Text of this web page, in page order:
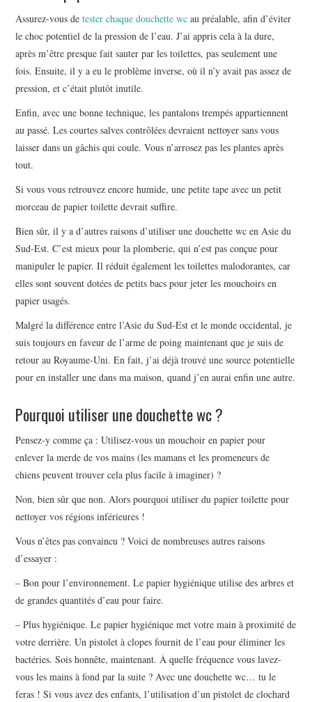
Assurez-vous detester chaque douchette wc au préalable, afin d’éviter
le choc potentiel de la pression de l’eau. J’ai appris cela à la dure,
après m’être presque fait sauter par les toilettes, pas seulement une
fois. Ensuite, il y a eu le problème inverse, où il n’y avait pas assez de
pression, et c’était plutôt inutile.
Enfin, avec une bonne technique, les pantalons trempés appartiennent
au passé. Les courtes salves contrôlées devraient nettoyer sans vous
laisser dans un gâchis qui coule. Vous n’arrosez pas les plantes après
tout.
Si vous vous retrouvez encore humide, une petite tape avec un petit
morceau de papier toilette devrait suffire.
Bien sûr, il y a d’autres raisons d’utiliser une douchette wc en Asie du
Sud-Est. C’est mieux pour la plomberie, qui n’est pas conçue pour
manipuler le papier. Il réduit également les toilettes malodorantes, car
elles sont souvent dotées de petits bacs pour jeter les mouchoirs en
papier usagés.
Malgré la différence entre l’Asie du Sud-Est et le monde occidental, je
suis toujours en faveur de l’arme de poing maintenant que je suis de
retour au Royaume-Uni. En fait, j’ai déjà trouvé une source potentielle
pour en installer une dans ma maison, quand j’en aurai enfin une autre.
Pourquoi utiliser une douchette wc ?
Pensez-y comme ça : Utilisez-vous un mouchoir en papier pour
enlever la merde de vos mains (les mamans et les promeneurs de
chiens peuvent trouver cela plus facile à imaginer) ?
Non, bien sûr que non. Alors pourquoi utiliser du papier toilette pour
nettoyer vos régions inférieures !
Vous n’êtes pas convaincu ? Voici de nombreuses autres raisons
d’essayer :
– Bon pour l’environnement. Le papier hygiénique utilise des arbres et
de grandes quantités d’eau pour faire.
– Plus hygiénique. Le papier hygiénique met votre main à proximité de
votre derrière. Un pistolet à clopes fournit de l’eau pour éliminer les
bactéries. Sois honnête, maintenant. À quelle fréquence vous lavez-
vous les mains à fond par la suite ? Avec une douchette wc… tu le
feras ! Si vous avez des enfants, l’utilisation d’un pistolet de clochard